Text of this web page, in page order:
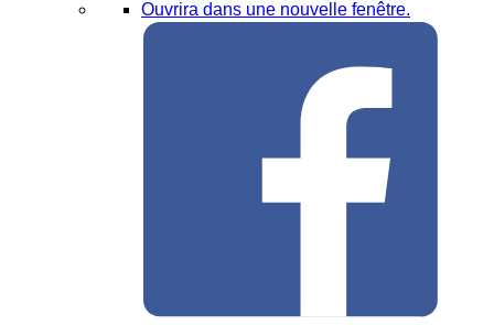
Ouvrira dans une nouvelle fenêtre.